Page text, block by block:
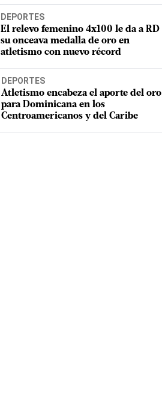
DEPORTES
El relevo femenino 4x100 le da a RD
su onceava medalla de oro en
atletismo con nuevo récord
DEPORTES
Atletismo encabeza el aporte del oro
para Dominicana en los
Centroamericanos y del Caribe